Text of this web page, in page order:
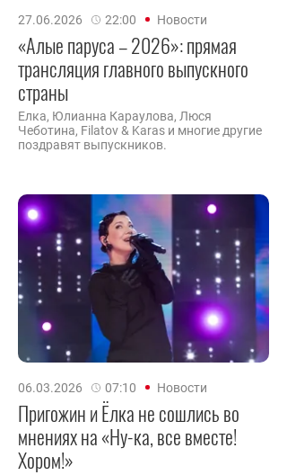
27.06.2026 22:00 Новости
«Алые паруса – 2026»: прямая
трансляция главного выпускного
страны
Елка, Юлианна Караулова, Люся
Чеботина, Filatov & Karas и многие другие
поздравят выпускников.
06.03.2026 07:10 Новости
Пригожин и Ёлка не сошлись во
мнениях на «Ну-ка, все вместе!
Хором!»